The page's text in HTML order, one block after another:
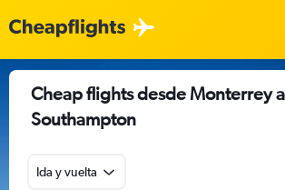
Cheap flights desde Monterrey a
Southampton
Ida y vuelta